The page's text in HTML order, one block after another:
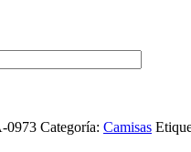
0973 Categoría: Camisas